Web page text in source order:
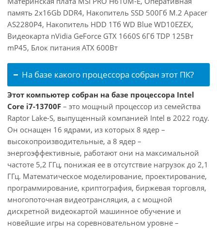
память 2x16Gb DDR4, Накопитель SSD 500Гб M.2 Apacer
AS2280P4, Накопитель HDD 1Тб WD Blue WD10EZEX,
Видеокарта nVidia GeForce GTX 1660S 6Гб TDP 125Вт
mP45, Блок питания ATX 600Вт
На базе какого процессора собран этот ПК?
Этот компьютер собран на базе процессора Intel
Core i7-13700F – это мощный процессор из семейства
Raptor Lake-S, выпущенный компанией Intel в 2022 году.
Он оснащен 16 ядрами, из которых 8 ядер –
высокопроизводительные, а 8 ядер –
энергоэффективные, работают они на максимальной
частоте 5,2 ГГц, понижая ее в отсутствие нагрузок до 2,1
ГГц. Математическое моделирование, проектирование,
программирование, криптография, биржевая торговля,
многопоточная видеотрансляция, а с мощной
дискретной видеокартой машинное обучение и
новейшие игры на соревновательном уровне –